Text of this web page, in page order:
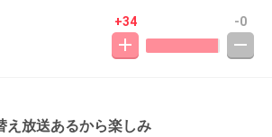
+34 -0
え放送あるから楽しみ